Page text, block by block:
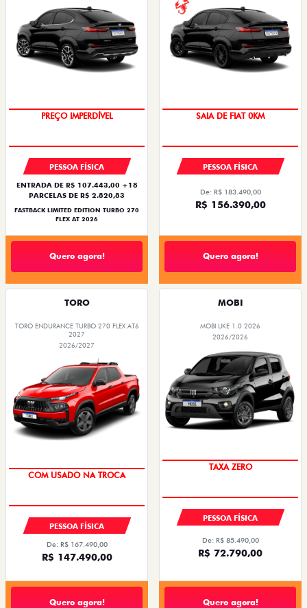
PESSOA FÍSICA
ENTRADA DE R$ 107.443,00 +18
PARCELAS DE R$ 2.820,83
FASTBACK LIMITED EDITION TURBO 270
FLEX AT 2026
Quero agora!
PESSOA FÍSICA
De: R$ 183.490,00
R$ 156.390,00
Quero agora!
TORO
TORO ENDURANCE TURBO 270 FLEX AT6
2027
2026/2027
PESSOA FÍSICA
De: R$ 167.490,00
R$ 147.490,00
Quero agora!
MOBI
MOBI LIKE 1.0 2026
2026/2026
PESSOA FÍSICA
De: R$ 85.490,00
R$ 72.790,00
Quero agora!